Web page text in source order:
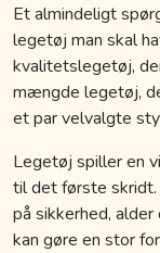
Et almindeligt
legetøj man skal
kvalitetslegetøj,
mængde legetøj,
et par velvalgte
Legetøj spiller en
til det første
på sikkerhed,
kan gøre en stor